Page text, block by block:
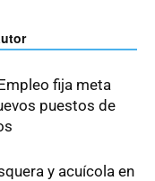
fija meta
puestos de
y acuícola en